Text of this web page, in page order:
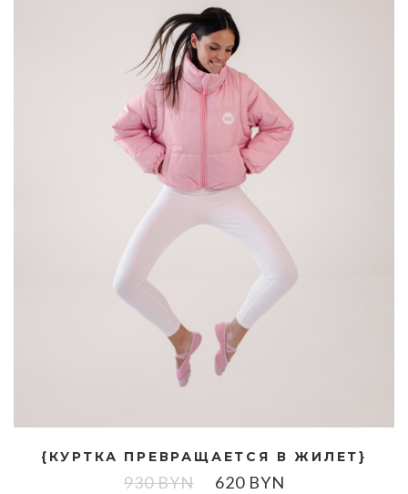
{КУРТКА ПРЕВРАЩАЕТСЯ В ЖИЛЕТ}
930BYN
620BYN